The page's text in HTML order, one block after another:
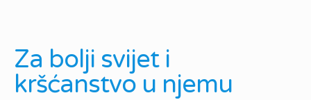
Za bolji svijet i
kršćanstvo u njemu